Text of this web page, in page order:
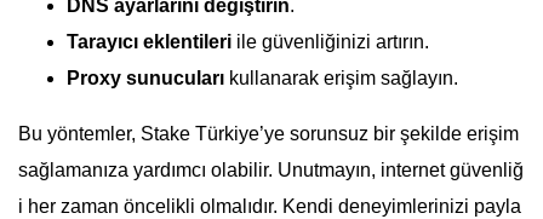
DNS ayarlarını değiştirin.
Tarayıcı eklentileri ile güvenliğinizi artırın.
Proxy sunucuları kullanarak erişim sağlayın.
Bu yöntemler, Stake Türkiye’ye sorunsuz bir şekilde erişim
sağlamanıza yardımcı olabilir. Unutmayın, internet güvenliğ
i her zaman öncelikli olmalıdır. Kendi deneyimlerinizi payla